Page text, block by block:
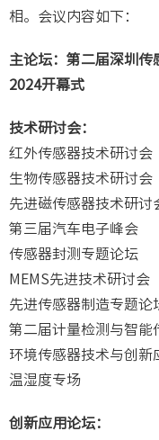
相。会议内容如下：
主论坛：第二届深圳
2024开幕式
技术研讨会：
红外传感器技术研讨会
生物传感器技术研讨会
先进磁传感器技术研讨
第三届汽车电子峰会
传感器封测专题论坛
MEMS先进技术研讨会
先进传感器制造专题论
第二届计量检测与智能
环境传感器技术与创
温湿度专场
创新应用论坛：